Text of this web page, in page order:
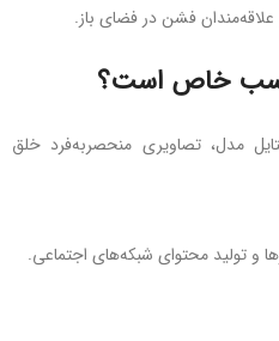
فشن در فضای باز.
اسب خاص است؟
مدل، تصاویری منحصربه‌فرد خلق
و تولید محتوای شبکه‌های اجتماعی.